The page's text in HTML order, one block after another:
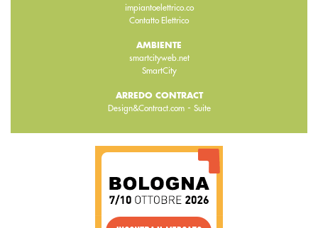
impiantoelettrico.co
Contatto Elettrico
AMBIENTE
smartcityweb.net
SmartCity
ARREDO CONTRACT
Design&Contract.com- Suite